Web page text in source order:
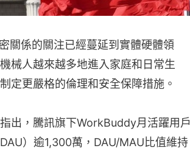
關係的關注已經蔓延到實體硬體領
械人越來越多地進入家庭和日常生
定更嚴格的倫理和安全保障措施。
出，騰訊旗下WorkBuddy月活躍用戶
）逾1,300萬，DAU/MAU比值維持